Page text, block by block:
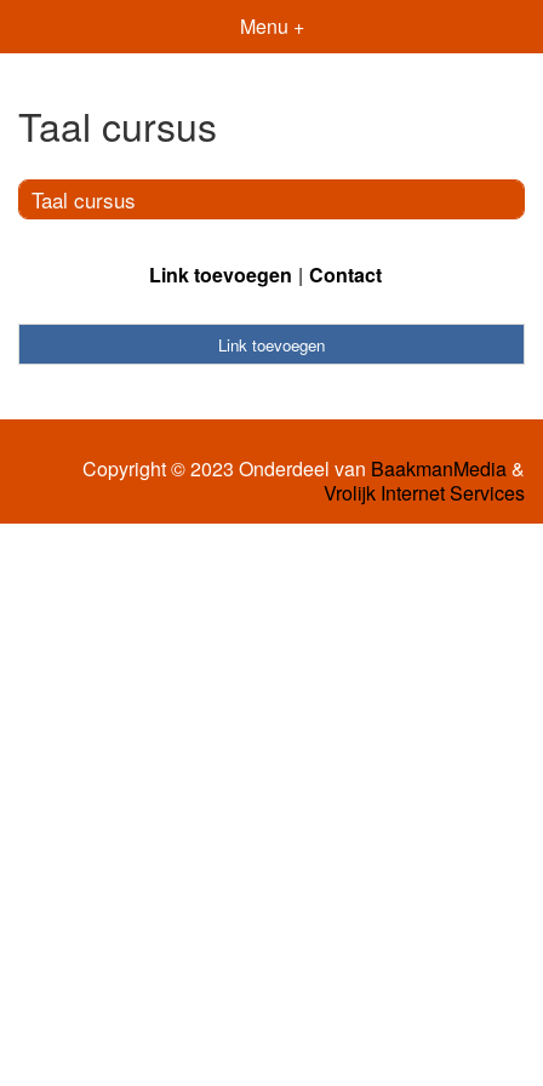
Menu +
Taal cursus
Taal cursus
Link toevoegen Contact
Link toevoegen
Copyright © 2023 Onderdeel van BaakmanMedia&
Vrolijk Internet Services